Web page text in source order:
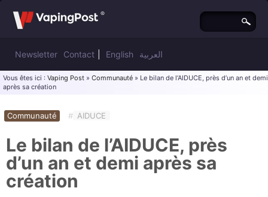
Newsletter Contact English العربية
Vous êtes ici : Vaping Post » Communauté » Le bilan de l’AIDUCE, près d’un an et demi
après sa création
Communauté # AIDUCE
Le bilan de l’AIDUCE, près
d’un an et demi après sa
création